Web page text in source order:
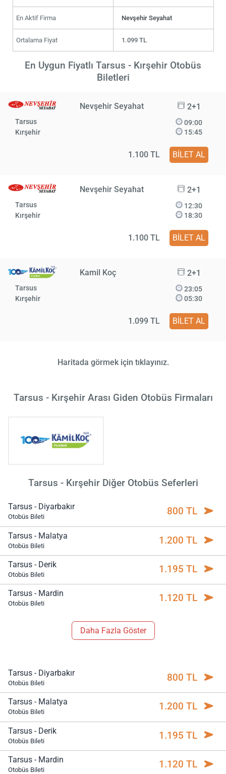
En Aktif Firma Nevşehir Seyahat
Ortalama Fiyat 1.099 TL
En Uygun Fiyatlı Tarsus - Kırşehir Otobüs
Biletleri
Nevşehir Seyahat 2+1
Tarsus
Kırşehir
09:00
15:45
1.100 TL BİLET AL
Nevşehir Seyahat 2+1
Tarsus
Kırşehir
12:30
18:30
1.100 TL BİLET AL
Kamil Koç 2+1
Tarsus
Kırşehir
23:05
05:30
1.099 TL BİLET AL
Haritada görmek için tıklayınız.
Tarsus - Kırşehir Arası Giden Otobüs Firmaları
Tarsus - Kırşehir Diğer Otobüs Seferleri
Tarsus - Diyarbakır
Otobüs Bileti 800 TL
Tarsus - Malatya
Otobüs Bileti 1.200 TL
Tarsus - Derik
Otobüs Bileti 1.195 TL
Tarsus - Mardin
Otobüs Bileti 1.120 TL
Daha Fazla Göster
Tarsus - Diyarbakır
Otobüs Bileti 800 TL
Tarsus - Malatya
Otobüs Bileti 1.200 TL
Tarsus - Derik
Otobüs Bileti 1.195 TL
Tarsus - Mardin
Otobüs Bileti 1.120 TL